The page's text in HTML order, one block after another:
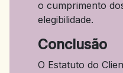
o cumprimento
elegibilidade.
Conclusão
O Estatuto do